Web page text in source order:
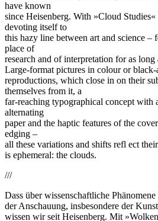
have known
since Heisenberg. With »Cloud
devoting itself to
this hazy line between art and science –
place of
research and of interpretation for as long
Large-format pictures in colour or
reproductions, which close in on their
themselves from it, a
far-reaching typographical concept with
alternating
paper and the haptic features of the
edging –
all these variations and shifts refl ect
is ephemeral: the clouds.
///
Dass über wissenschaftliche
der Anschauung, insbesondere der
wissen wir seit Heisenberg. Mit